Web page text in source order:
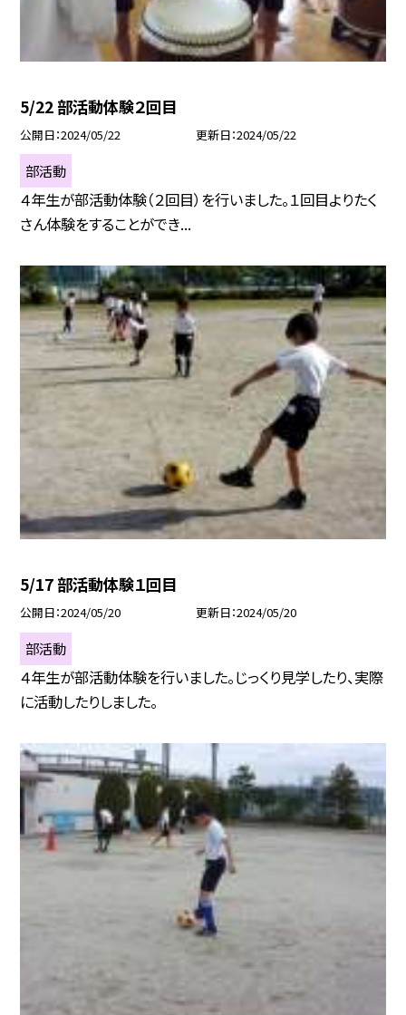
5/22 部活動体験２回目
公開日 2024/05/22 更新日 2024/05/22
部活動
４年生が部活動体験（２回目）を行いました。１回目よりたく
さん体験をすることができ...
5/17 部活動体験１回目
公開日 2024/05/20 更新日 2024/05/20
部活動
４年生が部活動体験を行いました。じっくり見学したり、実際
に活動したりしました。